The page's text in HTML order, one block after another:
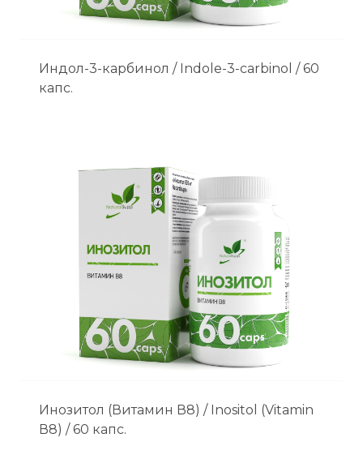
Индол-3-карбинол / Indole-3-carbinol / 60
капс.
Инозитол (Витамин В8) / Inositol (Vitamin
В8) / 60 капс.